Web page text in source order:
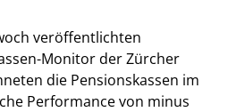
veröffentlichten
Monitor der Zürcher
die Pensionskassen im
Performance von minus